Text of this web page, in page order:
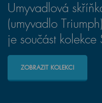
Umyvadlová
(umyvadlo Triumph)
je součást kolekce
ZOBRAZIT KOLEKCI